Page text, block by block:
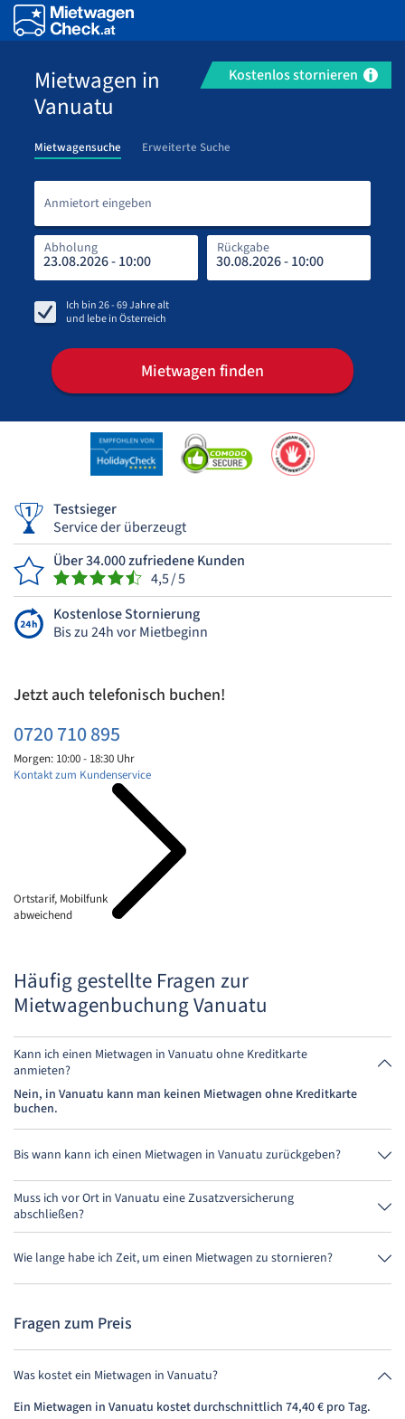
Kostenlos stornieren
Mietwagen in
Vanuatu
Mietwagensuche Erweiterte Suche
Anmietort eingeben
Abholung Rückgabe
Ich bin26 - 69Jahre alt
und lebe inÖsterreich
Mietwagen finden
Testsieger
Service der überzeugt
Über 34.000 zufriedene Kunden
4,5 / 5
Kostenlose Stornierung
Bis zu 24h vor Mietbeginn
Jetzt auch telefonisch buchen!
0720 710 895
Morgen: 10:00 - 18:30 Uhr
Ortstarif, Mobilfunk
abweichend
Kontakt zum Kundenservice
Häufig gestellte Fragen zur
Mietwagenbuchung Vanuatu
Kann ich einen Mietwagen in Vanuatu ohne Kreditkarte
anmieten?
Nein, in Vanuatu kann man keinen Mietwagen ohne Kreditkarte
buchen.
Bis wann kann ich einen Mietwagen in Vanuatu zurückgeben?
Grundsätzlich kannst Du den Mietwagen zu jeder Tageszeit
zurückgeben. Wichtig ist nur, dass Du den Mietwagen nicht später als
bei der Buchung angegeben, abgibst.
Muss ich vor Ort in Vanuatu eine Zusatzversicherung
abschließen?
Buche am besten über uns die Vollkaskoversicherung ohne
Selbstbeteiligung. So musst Du vor Ort keine weitere Versicherung
abschließen.
Wie lange habe ich Zeit, um einen Mietwagen zu stornieren?
Du hast bis zu 24 Stunden vor Anmietung innerhalb der
Fragen zum Preis
Was kostet ein Mietwagen in Vanuatu?
Ein Mietwagen in Vanuatu kostet durchschnittlich 74,40 € pro Tag.